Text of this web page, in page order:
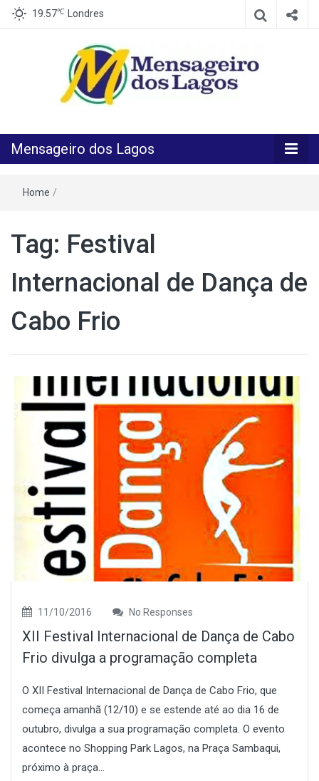
19.57℃ Londres
Mensageiro
dos Lagos
Mensageiro dos Lagos
Home /
Tag: Festival
Internacional de Dança de
Cabo Frio
11/10/2016 No Responses
XII Festival Internacional de Dança de Cabo
Frio divulga a programação completa
O XII Festival Internacional de Dança de Cabo Frio, que
começa amanhã (12/10) e se estende até ao dia 16 de
outubro, divulga a sua programação completa. O evento
acontece no Shopping Park Lagos, na Praça Sambaqui,
próximo à praça...